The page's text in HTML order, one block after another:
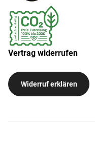
Vertrag widerrufen
Widerruf erklären